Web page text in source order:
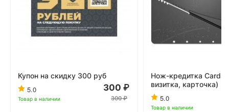
Купон на скидку 300 руб
5.0
Товар в наличии
300
300
Нож-кредитка
визитка, карточка)
5.0
Товар в наличии